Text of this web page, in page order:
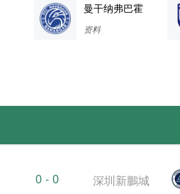
曼干纳弗巴霍
资料
0 - 0 深圳新鵬城